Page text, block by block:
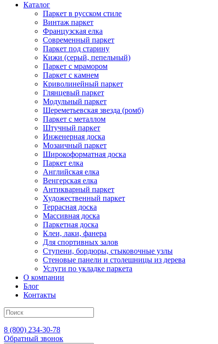
Каталог
Паркет в русском стиле
Винтаж паркет
Французская елка
Современный паркет
Паркет под старину
Кижи (серый, пепельный)
Паркет с мрамором
Паркет с камнем
Криволинейный паркет
Глянцевый паркет
Модульный паркет
Шереметьевская звезда (ромб)
Паркет с металлом
Штучный паркет
Инженерная доска
Мозаичный паркет
Широкоформатная доска
Паркет елка
Английская елка
Венгерская елка
Антикварный паркет
Художественный паркет
Террасная доска
Массивная доска
Паркетная доска
Клеи, лаки, фанера
Для спортивных залов
Ступени, бордюры, стыковочные узлы
Стеновые панели и столешницы из дерева
Услуги по укладке паркета
О компании
Блог
Контакты
8 (800) 234-30-78
Обратный звонок